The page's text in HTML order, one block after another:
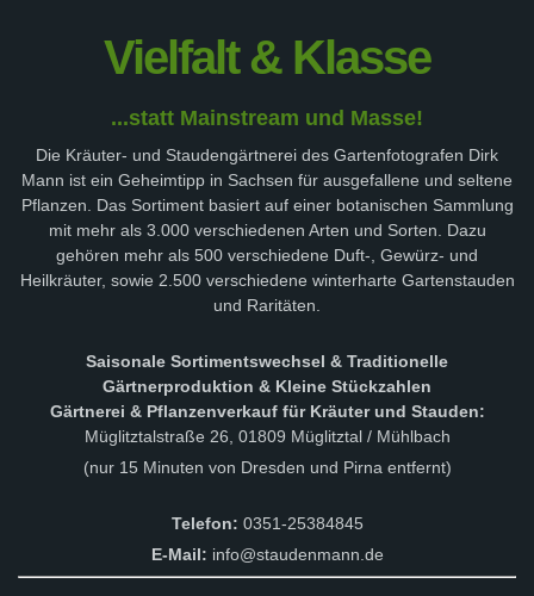
Vielfalt & Klasse
...statt Mainstream und Masse!
Die Kräuter- und Staudengärtnerei des Gartenfotografen Dirk
Mann ist ein Geheimtipp in Sachsen für ausgefallene und seltene
Pflanzen. Das Sortiment basiert auf einer botanischen Sammlung
mit mehr als 3.000 verschiedenen Arten und Sorten. Dazu
gehören mehr als 500 verschiedene Duft-, Gewürz- und
Heilkräuter, sowie 2.500 verschiedene winterharte Gartenstauden
und Raritäten.
Saisonale Sortimentswechsel & Traditionelle
Gärtnerproduktion & Kleine Stückzahlen
Gärtnerei & Pflanzenverkauf für Kräuter und Stauden:
Müglitztalstraße 26, 01809 Müglitztal / Mühlbach
(nur 15 Minuten von Dresden und Pirna entfernt)
Telefon: 0351-25384845
E-Mail: info@staudenmann.de